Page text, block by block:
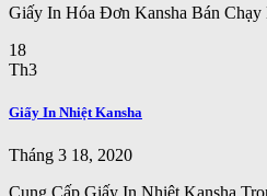
Giấy In Hóa Đơn Kansha Bán
18
Th3
Giấy In Nhiệt Kansha
Tháng 3 18, 2020